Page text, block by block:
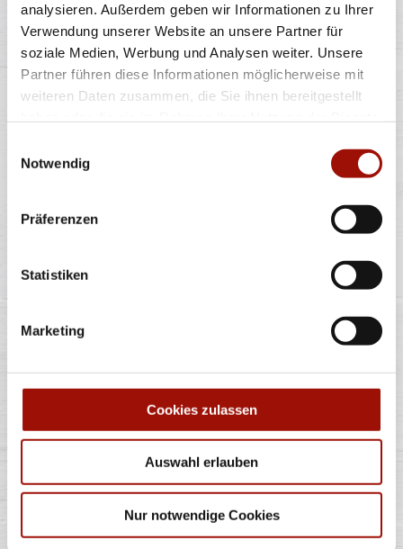
analysieren. Außerdem geben wir Informationen zu Ihrer
Verwendung unserer Website an unsere Partner für
soziale Medien, Werbung und Analysen weiter. Unsere
Partner führen diese Informationen möglicherweise mit
weiteren Daten zusammen, die Sie ihnen bereitgestellt
Notwendig
Präferenzen
Statistiken
Marketing
Cookies zulassen
Auswahl erlauben
Nur notwendige Cookies
Eiscreme mit Kakao-Kekssauce (7%), weisser
Schokolade (22%) und Keksstückchen (0,7%)
Grammaturen oder Durchmessern, bspw. der Pizzen sind circa-
Angaben und können durch die Zubereitung geringfügig variieren.
Produkten abweichen. Wir liefern innerhalb von ca. 30 Minuten.
* Weitere Produktinformationen zu vorverpackten Lebensmitteln
** Informationen zu möglichen Spuren von Allergenen seitens unsere
Hersteller finden Sie unter www.pizzamax.de/produktinformationen
1 - mit Farbstoffen 2 - mit Konservierungsmittel 3 - mit
geschwärzt 7 - gewachst 8 - mit Phosphat/en (bei Fleischerzeugnissen)
Zuckerart/en und Süßungsmittel/n 12 - nur bei Tafelsüßen zusätzlich
14 - kann bei übermäßigem Verzehr abführend wirken (zusätzlich zur